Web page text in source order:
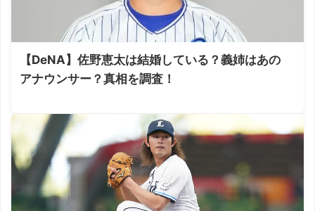
【DeNA】佐野恵太は結婚している？義姉はあの
アナウンサー？真相を調査！